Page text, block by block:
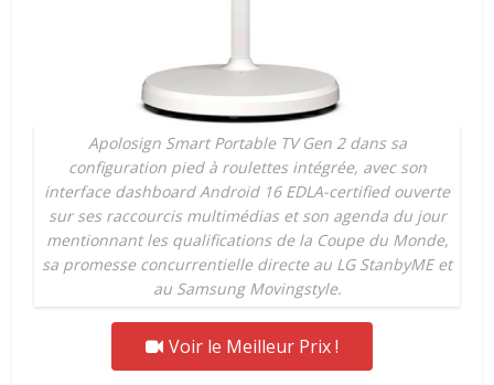
Apolosign Smart Portable TV Gen 2 dans sa
configuration pied à roulettes intégrée, avec son
interface dashboard Android 16 EDLA-certified ouverte
sur ses raccourcis multimédias et son agenda du jour
mentionnant les qualifications de la Coupe du Monde,
sa promesse concurrentielle directe au LG StanbyME et
au Samsung Movingstyle.
Voir le Meilleur Prix !